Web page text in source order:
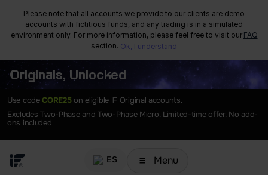
Please note that all accounts we provide to our clients are demo
accounts with fictitious funds, and any trading is in a simulated
environment only. For more information, please feel free to visit our FAQ
section. Ok, I understand
Originals, Unlocked
Use codeCORE25on eligible IF Original accounts.
Excludes Two-Phase and Two-Phase Micro. Limited-time offer. No add-
ons included
ES Menu